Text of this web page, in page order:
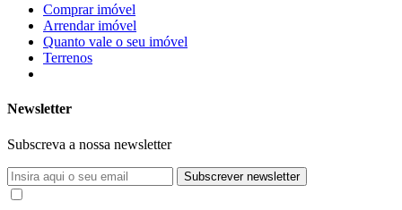
Comprar imóvel
Arrendar imóvel
Quanto vale o seu imóvel
Terrenos
Newsletter
Subscreva a nossa newsletter
Subscrever newsletter